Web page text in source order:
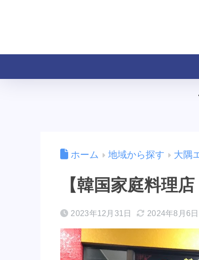
ホーム 地域から探す 大隅
【韓国家庭料理
2023年12月31日 2024年8月6日